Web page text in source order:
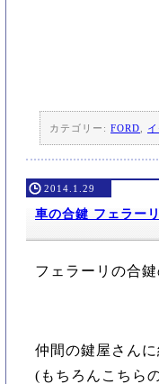
カテゴリー: FORD
2014.1.29
車の合鍵 フェラー
フェラーリの合鍵
仲間の鍵屋さんに
(もちろんこちら